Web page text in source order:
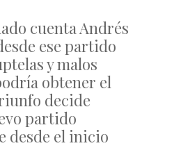
cuenta Andrés
ese partido
y malos
obtener el
decide
partido
desde el inicio